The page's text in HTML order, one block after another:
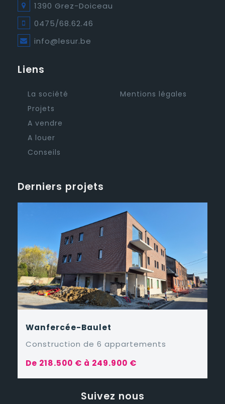
1390 Grez-Doiceau
0475/68.62.46
info@lesur.be
Liens
La société
Projets
A vendre
A louer
Conseils
Mentions légales
Derniers projets
Wanfercée-Baulet
Construction de 6 appartements
De 218.500 € à 249.900 €
Suivez nous